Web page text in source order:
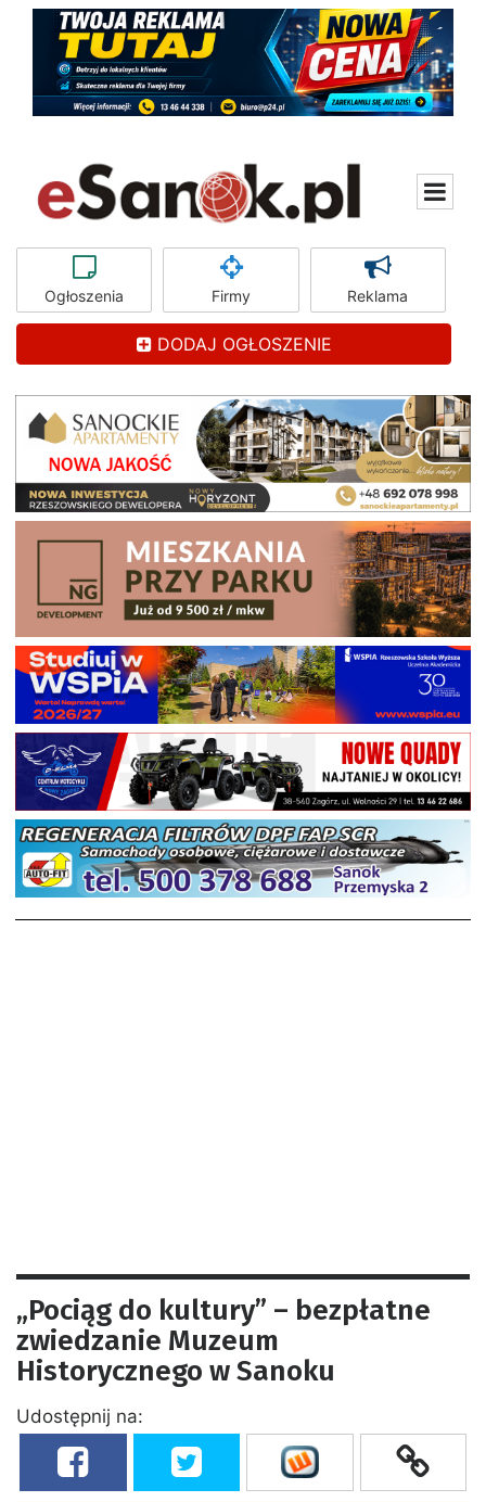
Ogłoszenia Firmy Reklama
DODAJ OGŁOSZENIE
„Pociąg do kultury” – bezpłatne
zwiedzanie Muzeum
Historycznego w Sanoku
Udostępnij na: